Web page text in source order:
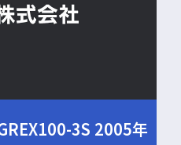
3S 2005年